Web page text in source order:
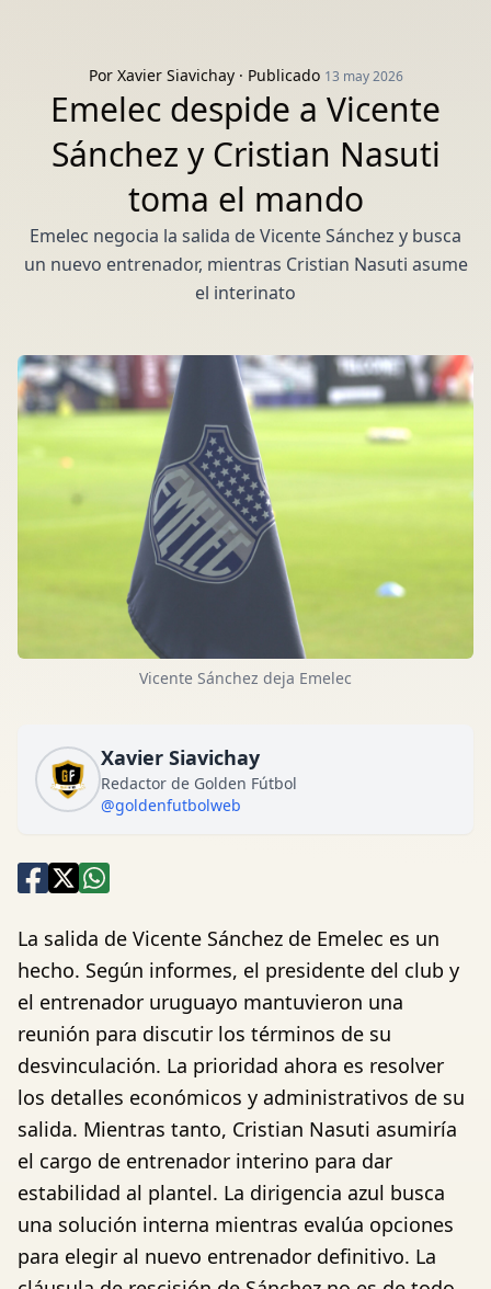
Por Xavier Siavichay· Publicado 13 may 2026
Emelec despide a Vicente
Sánchez y Cristian Nasuti
toma el mando
Emelec negocia la salida de Vicente Sánchez y busca
un nuevo entrenador, mientras Cristian Nasuti asume
el interinato
Vicente Sánchez deja Emelec
Xavier Siavichay
Redactor de Golden Fútbol
@goldenfutbolweb
La salida de Vicente Sánchez de Emelec es un
hecho. Según informes, el presidente del club y
el entrenador uruguayo mantuvieron una
reunión para discutir los términos de su
desvinculación. La prioridad ahora es resolver
los detalles económicos y administrativos de su
salida. Mientras tanto, Cristian Nasuti asumiría
el cargo de entrenador interino para dar
estabilidad al plantel. La dirigencia azul busca
una solución interna mientras evalúa opciones
para elegir al nuevo entrenador definitivo. La